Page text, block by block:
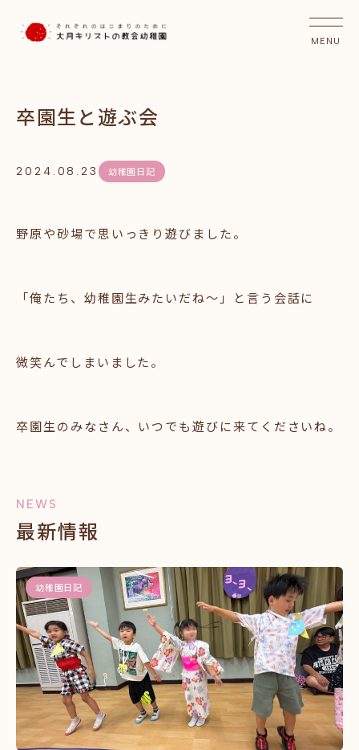
卒園生と遊ぶ会
2024.08.23 幼稚園日記
野原や砂場で思いっきり遊びました。
「俺たち、幼稚園生みたいだね～」と言う会話に
微笑んでしまいました。
卒園生のみなさん、いつでも遊びに来てくださいね。
NEWS
最新情報
幼稚園日記